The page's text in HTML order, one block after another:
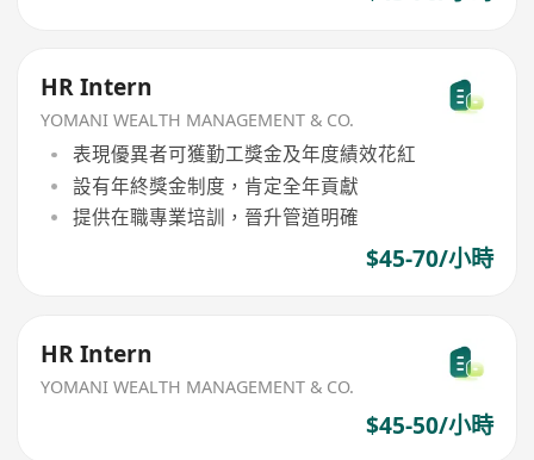
HR Intern
YOMANI WEALTH MANAGEMENT & CO.
表現優異者可獲勤工獎金及年度績效花紅
設有年終獎金制度，肯定全年貢獻
提供在職專業培訓，晉升管道明確
$45-70/小時
HR Intern
YOMANI WEALTH MANAGEMENT & CO.
$45-50/小時